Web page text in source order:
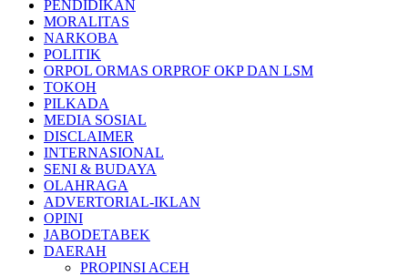
PENDIDIKAN
MORALITAS
NARKOBA
POLITIK
ORPOL ORMAS ORPROF OKP DAN LSM
TOKOH
PILKADA
MEDIA SOSIAL
DISCLAIMER
INTERNASIONAL
SENI & BUDAYA
OLAHRAGA
ADVERTORIAL-IKLAN
OPINI
JABODETABEK
DAERAH
PROPINSI ACEH